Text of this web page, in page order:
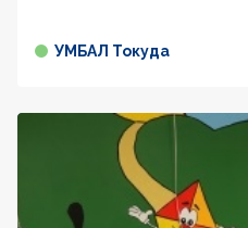
УМБАЛ Токуда